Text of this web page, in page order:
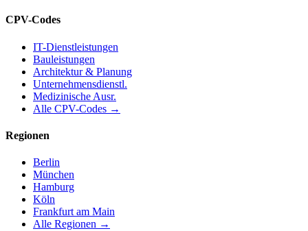
CPV-Codes
IT-Dienstleistungen
Bauleistungen
Architektur & Planung
Unternehmensdienstl.
Medizinische Ausr.
Alle CPV-Codes →
Regionen
Berlin
München
Hamburg
Köln
Frankfurt am Main
Alle Regionen →